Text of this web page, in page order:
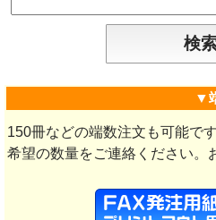
▼
150冊などの端数注文も可能で
希望の数量をご連絡ください。